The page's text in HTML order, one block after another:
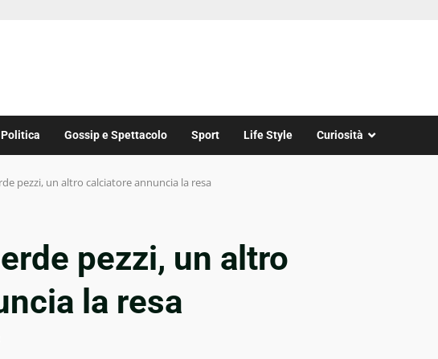
Politica Gossip e Spettacolo Sport Life Style Curiosità
pezzi, un altro calciatore annuncia la resa
pezzi, un altro
la resa